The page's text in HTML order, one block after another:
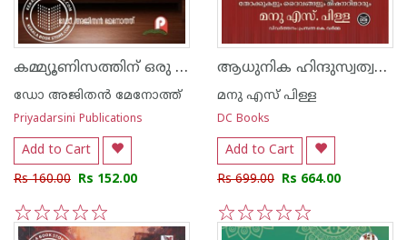
കമ്മ്യൂണിസത്തിന് ഒരു ചരമഗീതം
ഡോ അജിതന്‍ മേനോത്ത്
Priyadarsini Publications
Add to Cart
Rs 160.00 Rs 152.00
5
4
3
2
1
ആധുനിക ഹിന്ദുസ്വത്വനിർമ്മാണം - തോക്കുകളും ദൈവങ്ങളും മിഷനറിമാരും
മനു എസ് പിള്ള
DC Books
Add to Cart
Rs 699.00 Rs 664.00
5
4
3
2
1